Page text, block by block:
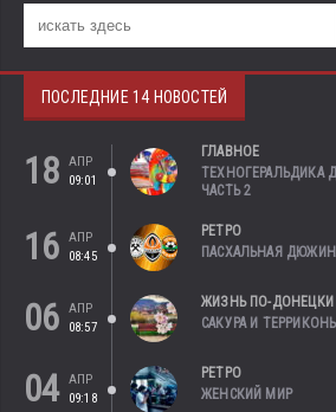
ПОСЛЕДНИЕ 14 НОВОСТЕЙ
18
АПР
09:01
ГЛАВНОЕ
ТЕХНОГЕРАЛЬДИКА
ЧАСТЬ 2
16
АПР
08:45
РЕТРО
ПАСХАЛЬНАЯ
06
АПР
08:57
ЖИЗНЬ ПО-ДОНЕЦКИ
САКУРА И
04 АПР
09:18
РЕТРО
ЖЕНСКИЙ МИР